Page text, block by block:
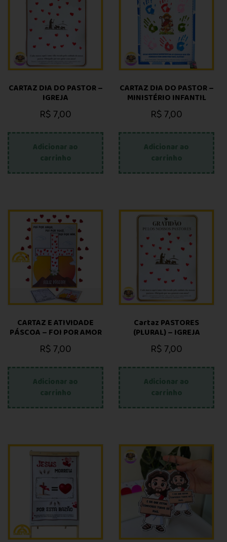
CARTAZ DIA DO PASTOR –
IGREJA
R$7,00
Adicionar ao
carrinho
CARTAZ DIA DO PASTOR –
MINISTÉRIO INFANTIL
R$7,00
Adicionar ao
carrinho
CARTAZ E ATIVIDADE
PÁSCOA – FOI POR AMOR
R$7,00
Adicionar ao
carrinho
Cartaz PASTORES
(PLURAL) – IGREJA
R$7,00
Adicionar ao
carrinho